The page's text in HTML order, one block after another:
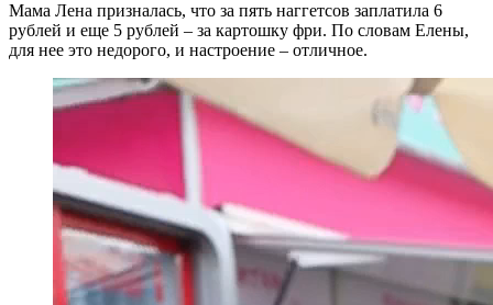
Мама Лена призналась, что за пять наггетсов заплатила 6
рублей и еще 5 рублей – за картошку фри. По словам Елены,
для нее это недорого, и настроение – отличное.